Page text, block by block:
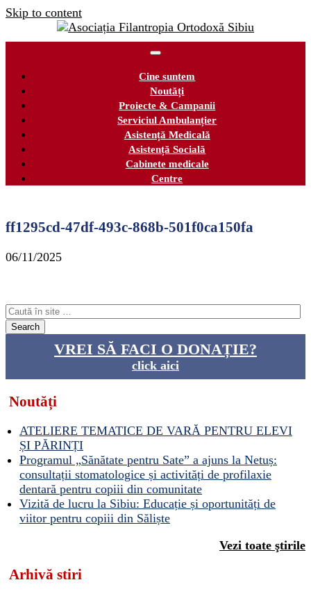
Skip to content
Cine suntem
Noutăți
Proiecte & Campanii
Serviciul Ambulanțier
Asistență Medicală
Asistență Socială
Cabinete medicale
Centre
ff1295cd-47df-493c-868b-501f0ca150fa
06/11/2025
VREI SĂ FACI O DONAȚIE?
click aici
Noutăți
ATELIERE TEMATICE DE VARĂ PENTRU ELEVI
ȘI PĂRINȚI
Programul „Sănătate pentru Sate” a ajuns la Netuș:
consultații stomatologice și activități de profilaxie
dentară pentru copiii din comunitate
Vizită de lucru la Sibiu: Educație și oportunități de
viitor pentru copiii din Săliște
Vezi toate ştirile
Arhivă stiri